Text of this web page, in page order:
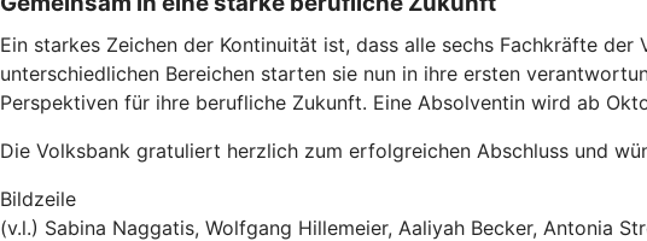
Ein starkes Zeichen der Kontinuität ist, dass alle sechs Fachkräfte
unterschiedlichen Bereichen starten sie nun in ihre ersten
Perspektiven für ihre berufliche Zukunft. Eine Absolventin wird ab
Die Volksbank gratuliert herzlich zum erfolgreichen Abschluss und
Bildzeile
(v.l.) Sabina Naggatis, Wolfgang Hillemeier, Aaliyah Becker, Antonia